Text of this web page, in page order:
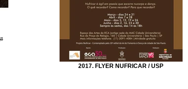
2017. FLYER NUFRICAR / USP